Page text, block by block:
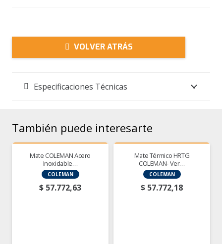
VOLVER ATRÁS
Especificaciones Técnicas
También puede interesarte
Mate COLEMAN Acero
Inoxidable…
COLEMAN
$ 57.772,63
Mate Térmico HRTG
COLEMAN- Ver…
COLEMAN
$ 57.772,18